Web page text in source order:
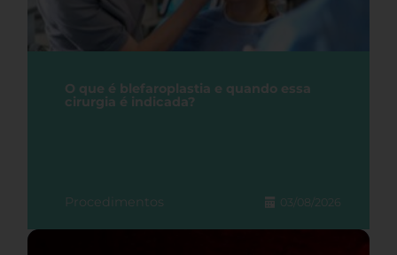
O que é blefaroplastia e quando essa
cirurgia é indicada?
Procedimentos 03/08/2026